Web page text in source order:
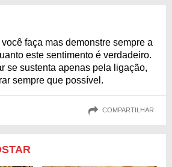
faça mas demonstre sempre a
este sentimento é verdadeiro.
se sustenta apenas pela ligação,
sempre que possível.
COMPARTILHAR